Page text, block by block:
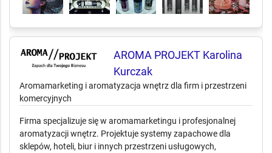
AROMA PROJEKT Karolina
Kurczak
Aromamarketing i aromatyzacja wnętrz dla firm i przestrzeni
komercyjnych
Firma specjalizuje się w aromamarketingu i profesjonalnej
aromatyzacji wnętrz. Projektuje systemy zapachowe dla
sklepów, hoteli, biur i innych przestrzeni usługowych,